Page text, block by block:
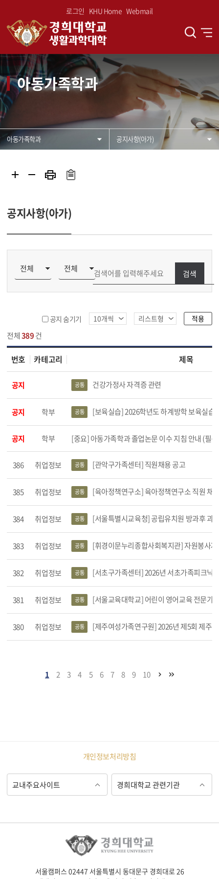
로그인 KHU Home Webmail
아동가족학과
아동가족학과 공지사항(아가)
공지사항(아가)
검색
공지 숨기기 적용
전체389건
지사항(아가) 목록
번호 카테고리 제목
공지 공통 건강가정사 자격증 관련
공지 학부 공통 [보육실습] 2026학년도 하계방학 보육실습
공지 학부 [중요] 아동가족학과 졸업논문 이수 지침 안내 (필
386 취업정보 공통 [관악구가족센터] 직원채용 공고
385 취업정보 공통 [육아정책연구소] 육아정책연구소 직원 채
384 취업정보 공통 [서울특별시교육청] 공립유치원 방과후 과정(에
383 취업정보 공통 [휘경이문누리종합사회복지관] 자원봉사자
382 취업정보 공통 [서초구가족센터] 2026년 서초가족피크닉
381 취업정보 공통 [서울교육대학교] 어린이 영어교육 전문가
380 취업정보 공통 [제주여성가족연구원] 2026년 제5회 제주여성가
1 2 3 4 5 6 7 8 9 10
개인정보처리방침
서울캠퍼스 02447 서울특별시 동대문구 경희대로 26